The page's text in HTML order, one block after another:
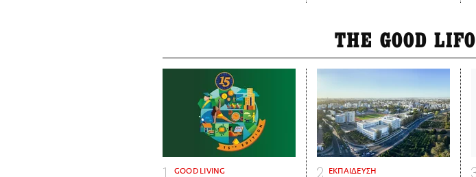
THE GOOD LIFO
GOOD LIVING ΕΚΠΑΙΔΕΥΣΗ